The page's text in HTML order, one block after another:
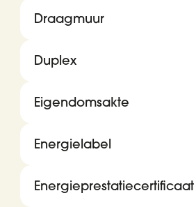
Draagmuur
Duplex
Eigendomsakte
Energielabel
Energieprestatiecertificaat